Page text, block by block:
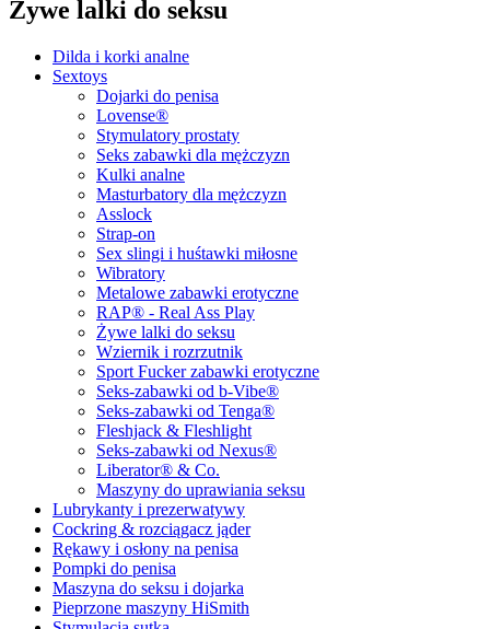
Żywe lalki do seksu
Dilda i korki analne
Sextoys
Dojarki do penisa
Lovense®
Stymulatory prostaty
Seks zabawki dla mężczyzn
Kulki analne
Masturbatory dla mężczyzn
Asslock
Strap-on
Sex slingi i huśtawki miłosne
Wibratory
Metalowe zabawki erotyczne
RAP® - Real Ass Play
Żywe lalki do seksu
Wziernik i rozrzutnik
Sport Fucker zabawki erotyczne
Seks-zabawki od b-Vibe®
Seks-zabawki od Tenga®
Fleshjack & Fleshlight
Seks-zabawki od Nexus®
Liberator® & Co.
Maszyny do uprawiania seksu
Lubrykanty i prezerwatywy
Cockring & rozciągacz jąder
Rękawy i osłony na penisa
Pompki do penisa
Maszyna do seksu i dojarka
Pieprzone maszyny HiSmith